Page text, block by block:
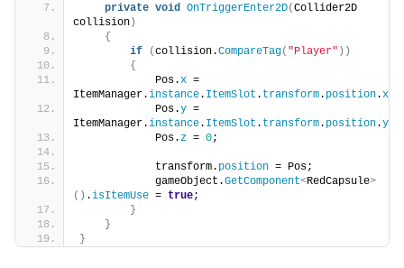
private void OnTriggerEnter2D(Collider2D
collision )
{
if
(collision.CompareTag( "Player" ))
{
            Pos.
x =
ItemManager.instance. ItemSlot . transform. position.x
            Pos.
y =
ItemManager.instance. ItemSlot . transform. position.y
            Pos.
z = 0;
            transform.
position = Pos;
            gameObject.
GetComponent<RedCapsule>
() .isItemUse = true;
}
}
}